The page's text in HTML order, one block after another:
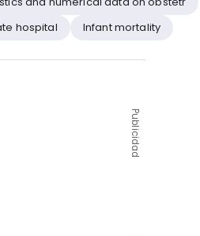
hospital
Infant mortality
Publicidad